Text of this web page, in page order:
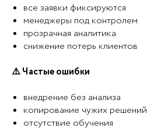
все заявки фиксируются
менеджеры под контролем
прозрачная аналитика
снижение потерь клиентов
⚠️ Частые ошибки
внедрение без анализа
копирование чужих решений
отсутствие обучения